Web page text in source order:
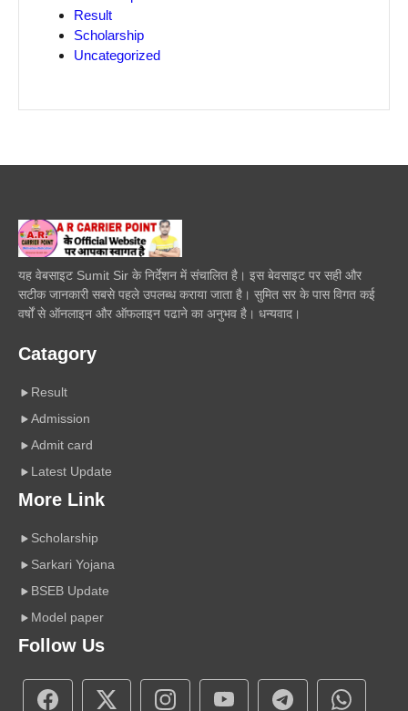
Result
Scholarship
Uncategorized
यह वेबसाइट Sumit Sir के निर्देशन में संचालित है। इस बेवसाइट पर सही और
सटीक जानकारी सबसे पहले उपलब्ध कराया जाता है। सुमित सर के पास विगत कई
वर्षों से ऑनलाइन और ऑफलाइन पढाने का अनुभव है। धन्यवाद।
Catagory
Result
Admission
Admit card
Latest Update
More Link
Scholarship
Sarkari Yojana
BSEB Update
Model paper
Follow Us